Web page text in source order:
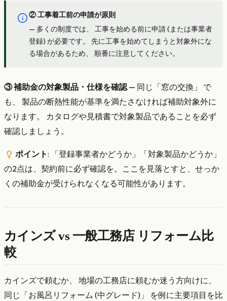
② 工事着工前の申請が原則
— 多くの制度では、 工事を始める前に申請 (または事業者
登録) が必要です。 先に工事を始めてしまうと対象外にな
る場合があるため、 順番に注意してください。
③ 補助金の対象製品・仕様を確認— 同じ「窓の交換」 で
も、 製品の断熱性能が基準を満たさなければ補助対象外に
なります。 カタログや見積書で対象製品であることを必ず
確認しましょう。
ポイント: 「登録事業者かどうか」「対象製品かどうか」
の2点は、契約前に必ず確認を。ここを見落とすと、せっか
くの補助金が受けられなくなる可能性があります。
カインズ vs 一般工務店 リフォーム比
較
カインズで頼むか、 地場の工務店に頼むか迷う方向けに、
同じ「お風呂リフォーム (中グレード)」 を例に主要項目を比